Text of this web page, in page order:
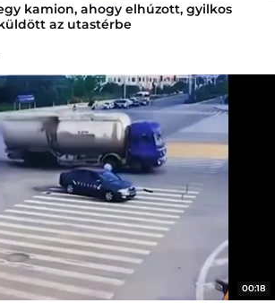
kamion, ahogy elhúzott, gyilkos
az utastérbe
00:18